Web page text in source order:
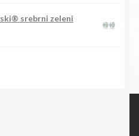
srebrni zeleni